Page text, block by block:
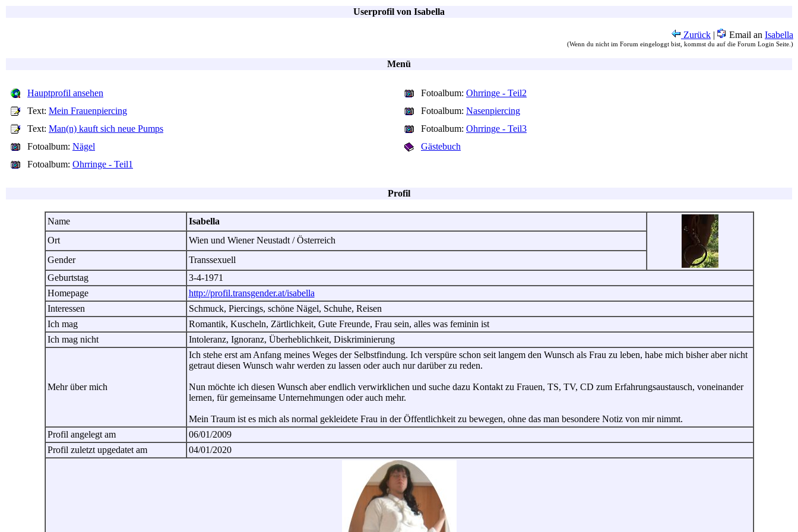
Userprofil von Isabella
Zurück | Email an Isabella
(Wenn du nicht im Forum eingeloggt bist, kommst du auf die Forum Login Seite.)
Menü
Hauptprofil ansehen
Text: Mein Frauenpiercing
Text: Man(n) kauft sich neue Pumps
Fotoalbum: Nägel
Fotoalbum: Ohrringe - Teil1
Fotoalbum: Ohrringe - Teil2
Fotoalbum: Nasenpiercing
Fotoalbum: Ohrringe - Teil3
Gästebuch
Profil
Name
Isabella
Ort
Wien und Wiener Neustadt / Österreich
Gender
Transsexuell
Geburtstag
3-4-1971
Homepage
http://profil.transgender.at/isabella
Interessen
Schmuck, Piercings, schöne Nägel, Schuhe, Reisen
Ich mag
Romantik, Kuscheln, Zärtlichkeit, Gute Freunde, Frau sein, alles was feminin ist
Ich mag nicht
Intoleranz, Ignoranz, Überheblichkeit, Diskriminierung
Mehr über mich
Ich stehe erst am Anfang meines Weges der Selbstfindung. Ich verspüre schon seit langem den Wunsch als Frau zu leben, habe mich bisher aber nicht
getraut diesen Wunsch wahr werden zu lassen oder auch nur darüber zu reden.
Nun möchte ich diesen Wunsch aber endlich verwirklichen und suche dazu Kontakt zu Frauen, TS, TV, CD zum Erfahrungsaustausch, voneinander
lernen, für gemeinsame Unternehmungen oder auch mehr.
Mein Traum ist es mich als normal gekleidete Frau in der Öffentlichkeit zu bewegen, ohne das man besondere Notiz von mir nimmt.
Profil angelegt am
06/01/2009
Profil zuletzt upgedatet am
04/01/2020